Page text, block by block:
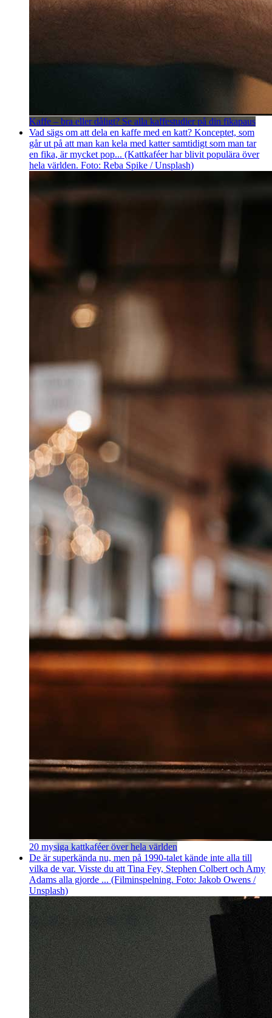
Kaffe – bra eller dåligt? Se alla kaffestudier på din fikapaus
Vad sägs om att dela en kaffe med en katt? Konceptet, som
går ut på att man kan kela med katter samtidigt som man tar
en fika, är mycket pop... (Kattkaféer har blivit populära över
hela världen. Foto: Reba Spike / Unsplash)
20 mysiga kattkaféer över hela världen
De är superkända nu, men på 1990-talet kände inte alla till
vilka de var. Visste du att Tina Fey, Stephen Colbert och Amy
Adams alla gjorde ... (Filminspelning. Foto: Jakob Owens /
Unsplash)